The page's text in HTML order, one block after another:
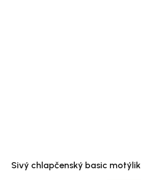
Sivý chlapčenský basic motýlik